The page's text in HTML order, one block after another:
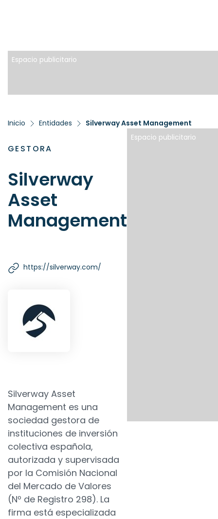
Espacio publicitario
Inicio Entidades Silverway Asset Management
GESTORA
Silverway
Asset
Management
https://silverway.com/
Silverway Asset
Management es una
sociedad gestora de
instituciones de inversión
colectiva española,
autorizada y supervisada
por la Comisión Nacional
del Mercado de Valores
(Nº de Registro 298). La
firma está especializada
Espacio publicitario